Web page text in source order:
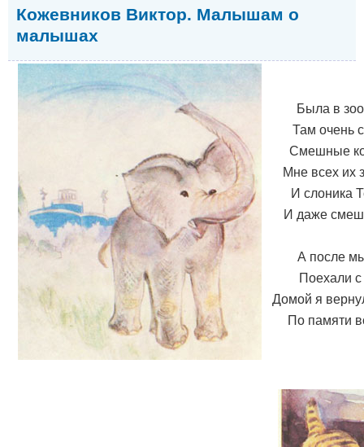
Кожевников Виктор. Малышам о
малышах
Была в
Там очень
Смешные
Мне всех их
И слоника
И даже
А после
Поехали
Домой я
По памяти